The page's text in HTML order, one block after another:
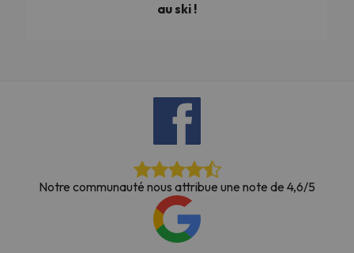
au ski !
Notre communauté nous attribue une note de 4,6/5